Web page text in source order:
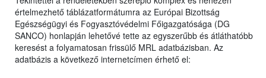
értelmezhető táblázatformátumra az Európai Bizottság
Egészségügyi és Fogyasztóvédelmi Főigazgatósága (DG
SANCO) honlapján lehetővé tette az egyszerűbb és átláthatóbb
keresést a folyamatosan frissülő MRL adatbázisban. Az
adatbázis a következő internetcímen érhető el: